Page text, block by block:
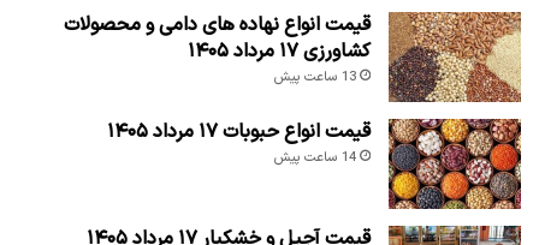
قیمت انواع نهاده های دامی و محصولات
کشاورزی ۱۷ مرداد ۱۴۰۵
13 ساعت پیش
قیمت انواع حبوبات ۱۷ مرداد ۱۴۰۵
14 ساعت پیش